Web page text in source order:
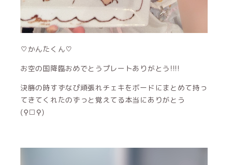
♡かんたくん♡
お空の国降臨おめでとうプレートありがとう!!!!
決勝の時すずなぴ頑張れチェキをボードにまとめて持っ
てきてくれたのずっと覚えてる本当にありがとう
(⚲□⚲)